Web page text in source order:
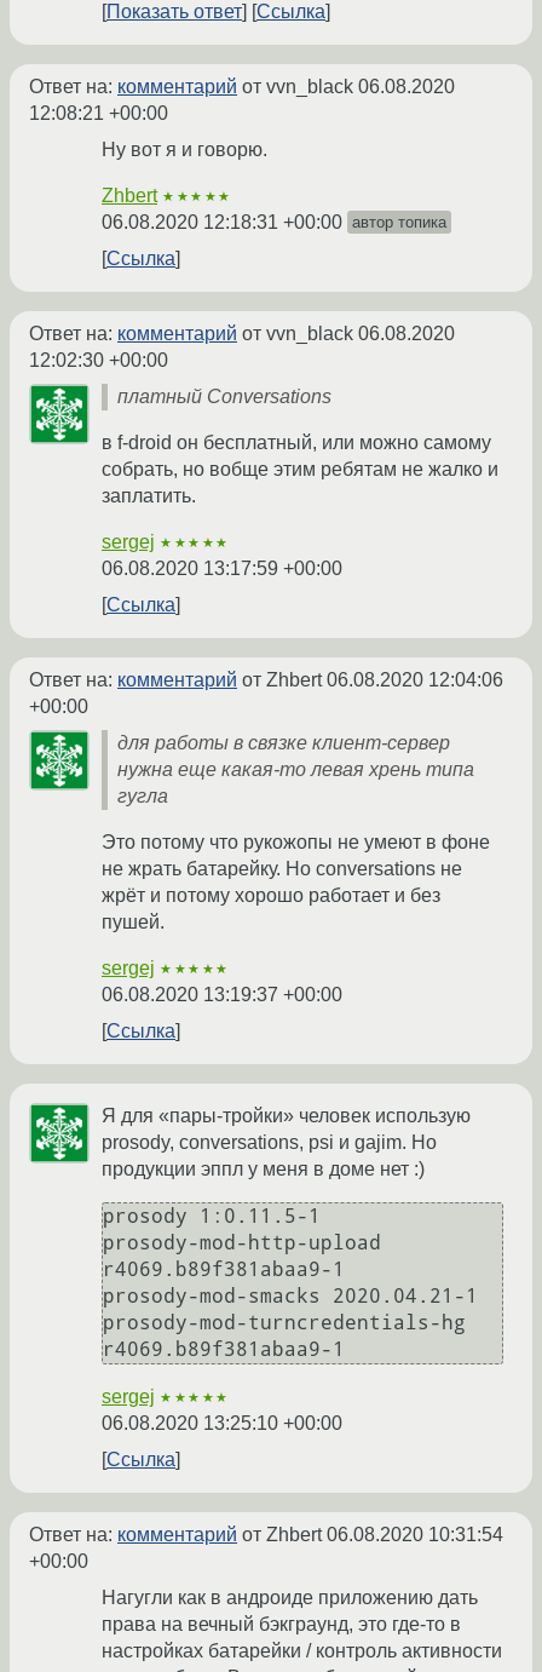
Показать ответ
Ссылка
Ответ на: комментарий от vvn_black 06.08.2020
12:08:21 +00:00
Ну вот я и говорю.
Zhbert ★★★★★
06.08.2020 12:18:31 +00:00 автор топика
Ссылка
Ответ на: комментарий от vvn_black 06.08.2020
12:02:30 +00:00
платный Conversations
в f-droid он бесплатный, или можно самому
собрать, но вобще этим ребятам не жалко и
заплатить.
sergej ★★★★★
06.08.2020 13:17:59 +00:00
Ссылка
Ответ на: комментарий от Zhbert06.08.2020 12:04:06
+00:00
для работы в связке клиент-сервер
нужна еще какая-то левая хрень типа
гугла
Это потому что рукожопы не умеют в фоне
не жрать батарейку. Но conversations не
жрёт и потому хорошо работает и без
пушей.
sergej ★★★★★
06.08.2020 13:19:37 +00:00
Ссылка
Я для «пары-тройки» человек использую
prosody, conversations, psi и gajim. Но
продукции эппл у меня в доме нет :)
prosody 1:0.11.5-1
prosody-mod-http-upload
r4069.b89f381abaa9-1
prosody-mod-smacks 2020.04.21-1
prosody-mod-turncredentials-hg
sergej ★★★★★
06.08.2020 13:25:10 +00:00
Ссылка
Ответ на: комментарий от Zhbert06.08.2020 10:31:54
+00:00
Нагугли как в андроиде приложению дать
права на вечный бэкграунд, это где-то в
настройках батарейки / контроль активности